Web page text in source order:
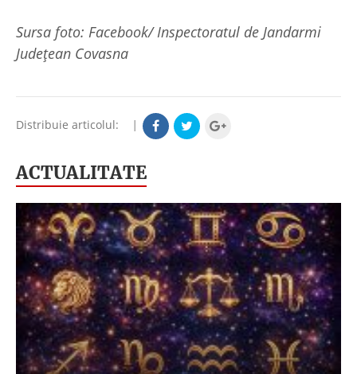
Sursa foto: Facebook/ Inspectoratul de Jandarmi
Județean Covasna
Distribuie articolul: |
ACTUALITATE